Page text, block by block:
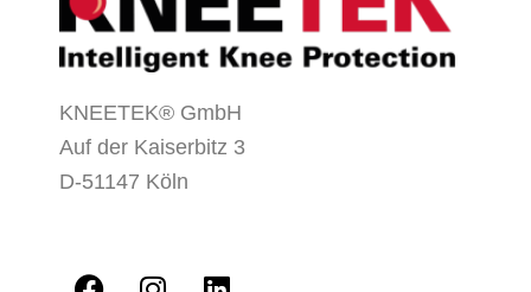
KNEETEK® GmbH
Auf der Kaiserbitz 3
D-51147 Köln